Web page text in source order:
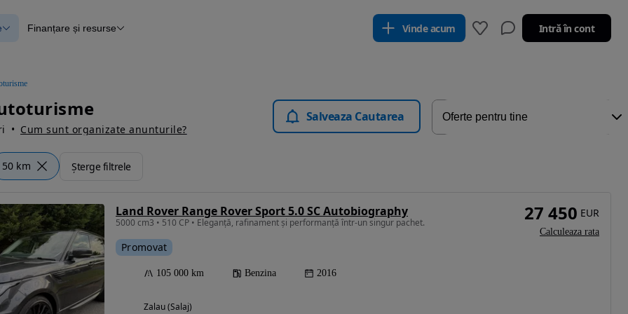
verificate
Finanțare și resurse Vinde acum Intră în cont
Cum sunt organizate anunturile?
Salveaza Cautarea
50 km Șterge filtrele
Land Rover Range Rover Sport 5.0 SC Autobiography
5000 cm3 • 510 CP • Eleganță, rafinament și performanță într-un singur pachet.
Promovat
105 000 km Benzina 2016
Zalau (Salaj)
27 450 EUR
Calculeaza rata